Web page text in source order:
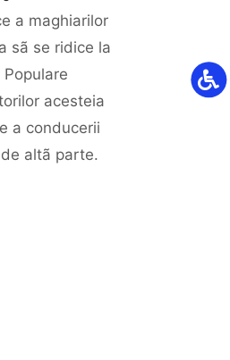
a maghiarilor
sã se ridice la
acesteia
a conducerii
altã parte.